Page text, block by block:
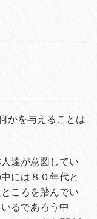
かを与えることは
達が意図してい
には８０年代と
ころを踏んでい
るであろう中